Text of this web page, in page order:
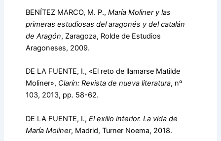
BENÍTEZ MARCO, M. P., María Moliner y las
primeras estudiosas del aragonés y del catalán
de Aragón, Zaragoza, Rolde de Estudios
Aragoneses, 2009.
DE LA FUENTE, I., «El reto de llamarse Matilde
Moliner», Clarín: Revista de nueva literatura, nº
103, 2013, pp. 58-62.
DE LA FUENTE, I., El exilio interior. La vida de
María Moliner, Madrid, Turner Noema, 2018.